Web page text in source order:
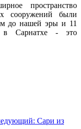
пространство
сооружений были
до нашей эры и 11
Сарнатхе - это
Сари из